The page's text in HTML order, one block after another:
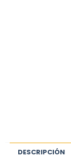
DESCRIPCIÓN